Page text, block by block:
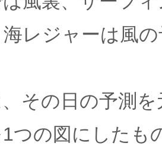
レジャーは風
その日の予測
つの図にしたも